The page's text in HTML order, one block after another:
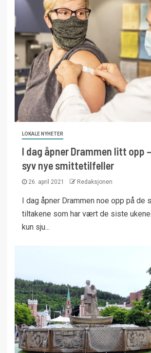
LOKALE NYHETER
I dag åpner Drammen litt opp
syv nye smittetilfeller
26. april 2021 Redaksjonen
I dag åpner Drammen noe opp på de
tiltakene som har vært de siste
kun sju...